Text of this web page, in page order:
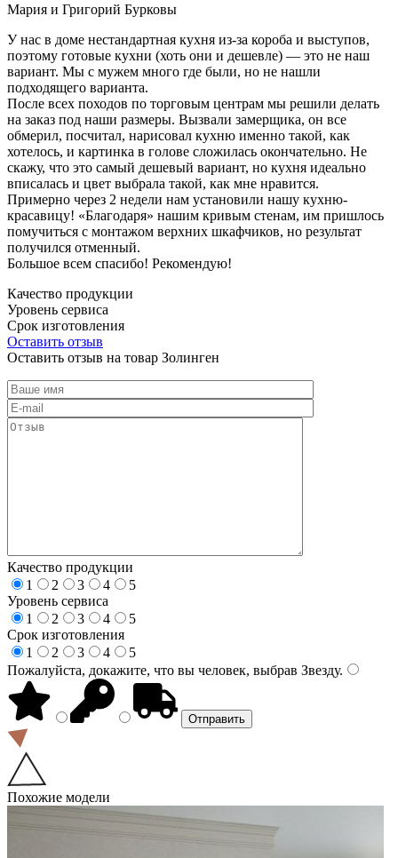
Мария и Григорий Бурковы
У нас в доме нестандартная кухня из-за короба и выступов,
поэтому готовые кухни (хоть они и дешевле) — это не наш
вариант. Мы с мужем много где были, но не нашли
подходящего варианта.
После всех походов по торговым центрам мы решили делать
на заказ под наши размеры. Вызвали замерщика, он все
обмерил, посчитал, нарисовал кухню именно такой, как
хотелось, и картинка в голове сложилась окончательно. Не
скажу, что это самый дешевый вариант, но кухня идеально
вписалась и цвет выбрала такой, как мне нравится.
Примерно через 2 недели нам установили нашу кухню-
красавицу! «Благодаря» нашим кривым стенам, им пришлось
помучиться с монтажом верхних шкафчиков, но результат
получился отменный.
Большое всем спасибо! Рекомендую!
Качество продукции
Уровень сервиса
Срок изготовления
Оставить отзыв
Оставить отзыв на товар Золинген
Качество продукции
1
2 3 4
5
Уровень сервиса
1
2 3 4
5
Срок изготовления
1
2 3 4
5
Пожалуйста, докажите, что вы человек, выбрав Звезду.
Похожие модели